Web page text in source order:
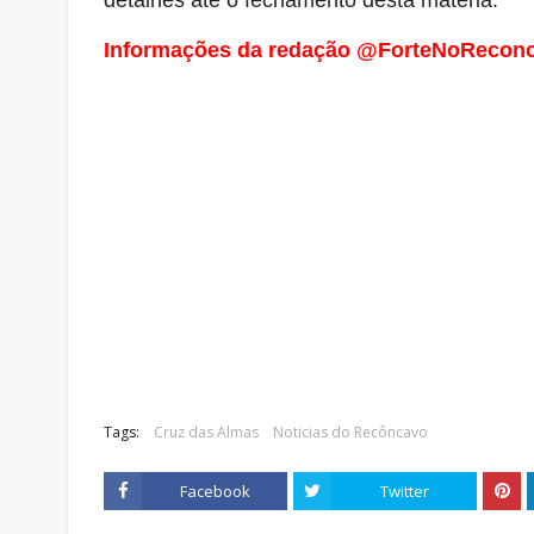
Informações da redação
Tags: Cruz das Almas Noticias do Recôncavo
Facebook Twitter